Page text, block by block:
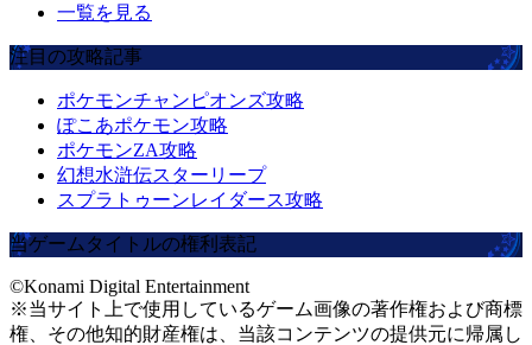
一覧を見る
注目の攻略記事
ポケモンチャンピオンズ攻略
ぽこあポケモン攻略
ポケモンZA攻略
幻想水滸伝スターリープ
スプラトゥーンレイダース攻略
当ゲームタイトルの権利表記
©Konami Digital Entertainment
※当サイト上で使用しているゲーム画像の著作権および商標
権、その他知的財産権は、当該コンテンツの提供元に帰属し